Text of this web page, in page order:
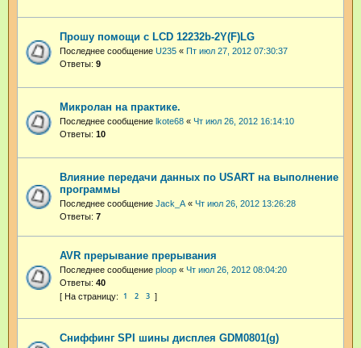
Прошу помощи с LCD 12232b-2Y(F)LG
Последнее сообщение U235 « Пт июл 27, 2012 07:30:37
Ответы: 9
Микролан на практике.
Последнее сообщение lkote68 « Чт июл 26, 2012 16:14:10
Ответы: 10
Влияние передачи данных по USART на выполнение
программы
Последнее сообщение Jack_A« Чт июл 26, 2012 13:26:28
Ответы: 7
AVR прерывание прерывания
Последнее сообщение ploop « Чт июл 26, 2012 08:04:20
Ответы: 40
1 2 3
Сниффинг SPI шины дисплея GDM0801(g)